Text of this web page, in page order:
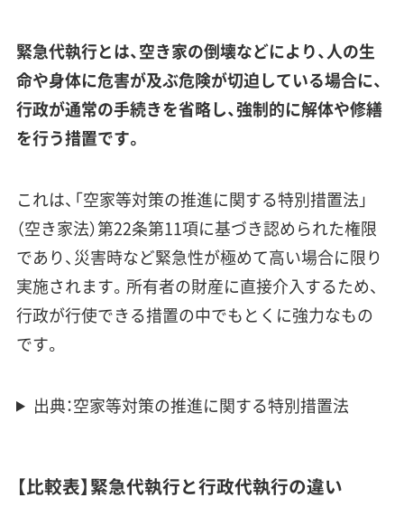
緊急代執行とは、空き家の倒壊などにより、人の生
命や身体に危害が及ぶ危険が切迫している場合に、
行政が通常の手続きを省略し、強制的に解体や修繕
を行う措置です。
これは、「空家等対策の推進に関する特別措置法」
（空き家法）第22条第11項に基づき認められた権限
であり、災害時など緊急性が極めて高い場合に限り
実施されます。所有者の財産に直接介入するため、
行政が行使できる措置の中でもとくに強力なもの
です。
出典：空家等対策の推進に関する特別措置法
【比較表】緊急代執行と行政代執行の違い